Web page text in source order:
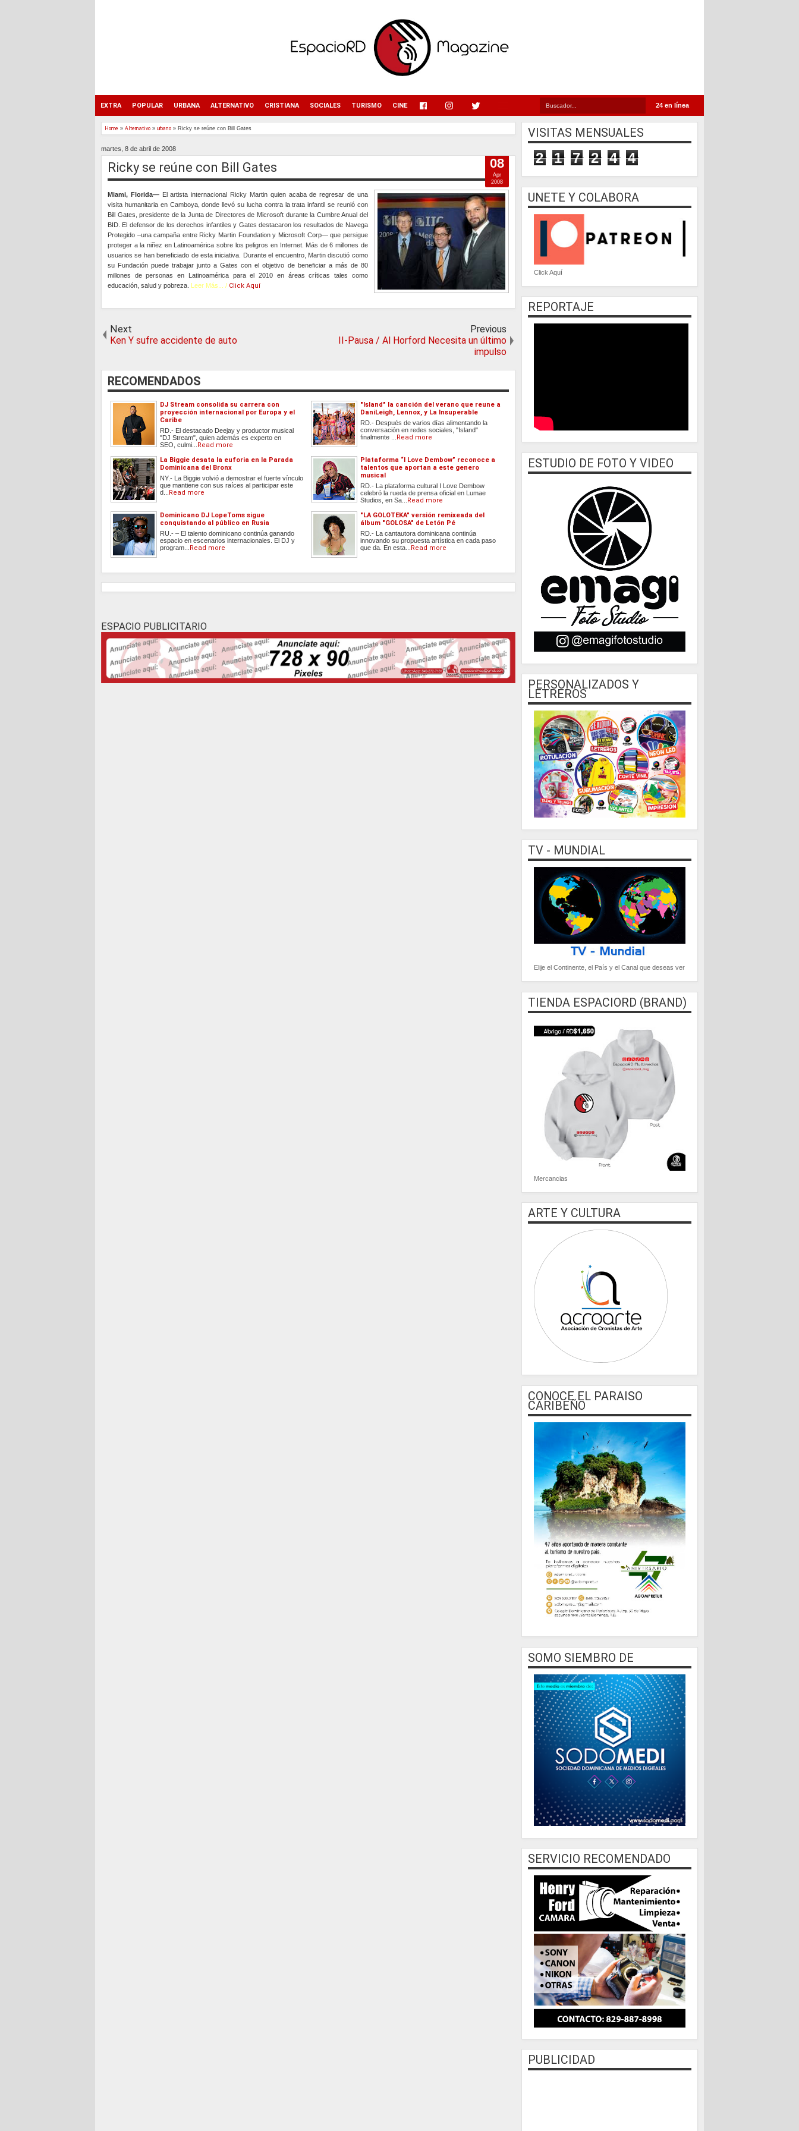
24 en línea
EXTRA POPULAR URBANA ALTERNATIVO CRISTIANA SOCIALES TURISMO CINE
Home » Alternativo » urbano » Ricky se reúne con Bill Gates
martes, 8 de abril de 2008
Ricky se reúne con Bill Gates
Miami, Florida—El artista internacional Ricky Martin quien acaba de regresar de una
visita humanitaria en Camboya, donde llevó su lucha contra la trata infantil se reunió con
Bill Gates, presidente de la Junta de Directores de Microsoft durante la Cumbre Anual del
BID. El defensor de los derechos infantiles y Gates destacaron los resultados de Navega
Protegido –una campaña entre Ricky Martin Foundation y Microsoft Corp— que persigue
proteger a la niñez en Latinoamérica sobre los peligros en Internet. Más de 6 millones de
usuarios se han beneficiado de esta iniciativa. Durante el encuentro, Martin discutió como
su Fundación puede trabajar junto a Gates con el objetivo de beneficiar a más de 80
millones de personas en Latinoamérica para el 2010 en áreas críticas tales como
educación, salud y pobreza. Leer Más... / Click Aquí
08
Apr
2008
Next
Ken Y sufre accidente de auto
Previous
II-Pausa / Al Horford Necesita un último
impulso
RECOMENDADOS
DJ Stream consolida su carrera con
proyección internacional por Europa y el
Caribe
RD.- El destacado Deejay y productor musical
"DJ Stream", quien además es experto en
SEO, culmi... Read more
"Island" la canción del verano que reune a
DaniLeigh, Lennox, y La Insuperable
RD.- Después de varios días alimentando la
conversación en redes sociales, "Island"
finalmente ... Read more
La Biggie desata la euforia en la Parada
Dominicana del Bronx
NY.- La Biggie volvió a demostrar el fuerte vínculo
que mantiene con sus raíces al participar este
d... Read more
Plataforma “I Love Dembow” reconoce a
talentos que aportan a este genero
musical
RD.- La plataforma cultural I Love Dembow
celebró la rueda de prensa oficial en Lumae
Studios, en Sa... Read more
Dominicano DJ LopeToms sigue
conquistando al público en Rusia
RU.- – El talento dominicano continúa ganando
espacio en escenarios internacionales. El DJ y
program... Read more
"LA GOLOTEKA" versión remixeada del
álbum "GOLOSA" de Letón Pé
RD.- La cantautora dominicana continúa
innovando su propuesta artística en cada paso
que da. En esta... Read more
ESPACIO PUBLICITARIO
VISITAS MENSUALES
2 1 7 2 4 4
UNETE Y COLABORA
Click Aquí
REPORTAJE
ESTUDIO DE FOTO Y VIDEO
PERSONALIZADOS Y
LETREROS
TV - MUNDIAL
Elije el Continente, el País y el Canal que deseas ver
TIENDA ESPACIORD (BRAND)
Mercancias
ARTE Y CULTURA
CONOCE EL PARAISO
CARIBEÑO
SOMO SIEMBRO DE
SERVICIO RECOMENDADO
PUBLICIDAD